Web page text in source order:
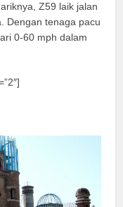
Z59 laik jalan
Dengan tenaga pacu
0-60 mph dalam